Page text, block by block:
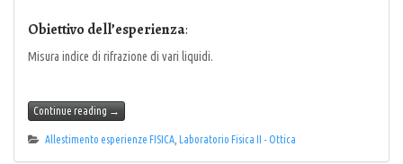
Obiettivo dell’esperienza:
Misura indice di rifrazione di vari liquidi.
Continue reading →
Allestimento esperienze FISICA Laboratorio Fisica II - Ottica